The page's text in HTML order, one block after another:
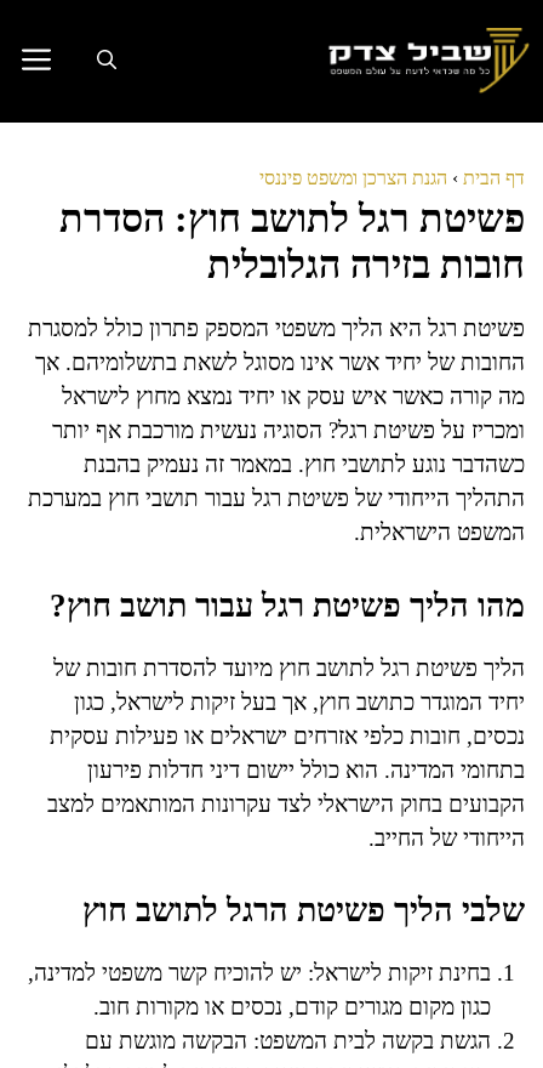
לתוכן
דף הבית › הגנת הצרכן ומשפט פיננסי
פשיטת רגל לתושב חוץ: הסדרת
חובות בזירה הגלובלית
פשיטת רגל היא הליך משפטי המספק פתרון כולל למסגרת
החובות של יחיד אשר אינו מסוגל לשאת בתשלומיהם. אך
מה קורה כאשר איש עסק או יחיד נמצא מחוץ לישראל
ומכריז על פשיטת רגל? הסוגיה נעשית מורכבת אף יותר
כשהדבר נוגע לתושבי חוץ. במאמר זה נעמיק בהבנת
התהליך הייחודי של פשיטת רגל עבור תושבי חוץ במערכת
המשפט הישראלית.
מהו הליך פשיטת רגל עבור תושב חוץ?
הליך פשיטת רגל לתושב חוץ מיועד להסדרת חובות של
יחיד המוגדר כתושב חוץ, אך בעל זיקות לישראל, כגון
נכסים, חובות כלפי אזרחים ישראלים או פעילות עסקית
בתחומי המדינה. הוא כולל יישום דיני חדלות פירעון
הקבועים בחוק הישראלי לצד עקרונות המותאמים למצב
הייחודי של החייב.
שלבי הליך פשיטת הרגל לתושב חוץ
בחינת זיקות לישראל: יש להוכיח קשר משפטי למדינה,
כגון מקום מגורים קודם, נכסים או מקורות חוב.
הגשת בקשה לבית המשפט: הבקשה מוגשת עם